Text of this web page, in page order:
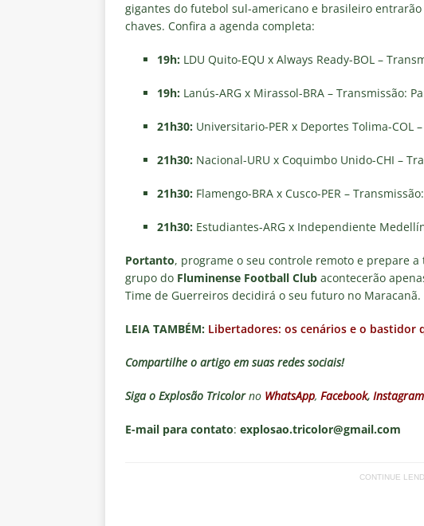
gigantes do futebol sul-americano e brasileiro
chaves. Confira a agenda completa:
19h: LDU Quito-EQU x Always Ready-BOL –
19h: Lanús-ARG x Mirassol-BRA – Transmissão:
21h30: Universitario-PER x Deportes Tolima-COL
21h30: Nacional-URU x Coquimbo Unido-CHI –
21h30: Flamengo-BRA x Cusco-PER –
21h30: Estudiantes-ARG x Independiente
Portanto, programe o seu controle remoto e prepare
grupo do Fluminense Football Club acontecerão
Time de Guerreiros decidirá o seu futuro no Maracanã.
LEIA TAMBÉM: Libertadores: os cenários e o bastidor
Compartilhe o artigo em suas redes sociais!
Siga o Explosão Tricolorno WhatsApp, Facebook, Instagram
E-mail para contato: explosao.tricolor@gmail.com
CONTINUE